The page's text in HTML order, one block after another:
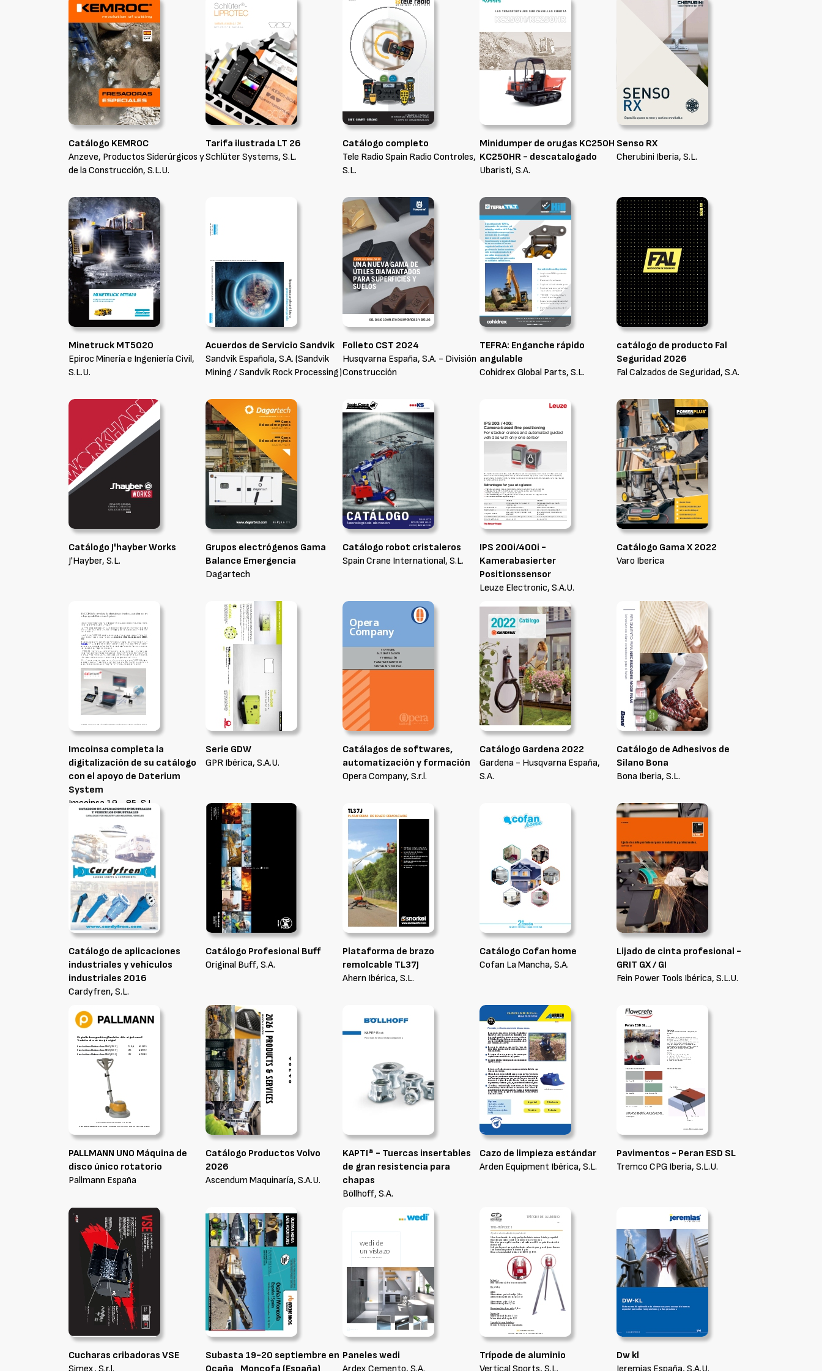
Catálogo KEMROC
Anzeve, Productos Siderúrgicos y
de la Construcción, S.L.U.
Tarifa ilustrada LT 26
Schlüter Systems, S.L.
Catálogo completo
Tele Radio Spain Radio Controles,
S.L.
Minidumper de orugas KC250H
KC250HR - descatalogado
Ubaristi, S.A.
Senso RX
Cherubini Iberia, S.L.
Minetruck MT5020
Epiroc Minería e Ingeniería Civil,
S.L.U.
Acuerdos de Servicio Sandvik
Sandvik Española, S.A. (Sandvik
Mining / Sandvik Rock Processing)
Folleto CST 2024
Husqvarna España, S.A. - División
Construcción
TEFRA: Enganche rápido
angulable
Cohidrex Global Parts, S.L.
catálogo de producto Fal
Seguridad 2026
Fal Calzados de Seguridad, S.A.
Catálogo J'hayber Works
J'Hayber, S.L.
Grupos electrógenos Gama
Balance Emergencia
Dagartech
Catálogo robot cristaleros
Spain Crane International, S.L.
IPS 200i/400i -
Kamerabasierter
Positionssensor
Leuze Electronic, S.A.U.
Catálogo Gama X 2022
Varo Iberica
Imcoinsa completa la
digitalización de su catálogo
con el apoyo de Daterium
System
Imcoinsa 19 - 85, S.L.
Serie GDW
GPR Ibérica, S.A.U.
Catálagos de softwares,
automatización y formación
Opera Company, S.r.l.
Catálogo Gardena 2022
Gardena - Husqvarna España,
S.A.
Catálogo de Adhesivos de
Silano Bona
Bona Iberia, S.L.
Catálogo de aplicaciones
industriales y vehículos
industriales 2016
Cardyfren, S.L.
Catálogo Profesional Buff
Original Buff, S.A.
Plataforma de brazo
remolcable TL37J
Ahern Ibérica, S.L.
Catálogo Cofan home
Cofan La Mancha, S.A.
Lijado de cinta profesional -
GRIT GX / GI
Fein Power Tools Ibérica, S.L.U.
PALLMANN UNO Máquina de
disco único rotatorio
Pallmann España
Catálogo Productos Volvo
2026
Ascendum Maquinaría, S.A.U.
KAPTI® - Tuercas insertables
de gran resistencia para
chapas
Böllhoff, S.A.
Cazo de limpieza estándar
Arden Equipment Ibérica, S.L.
Pavimentos - Peran ESD SL
Tremco CPG Iberia, S.L.U.
Cucharas cribadoras VSE
Subasta 19-20 septiembre en Paneles wedi
Trípode de aluminio
Dw kl